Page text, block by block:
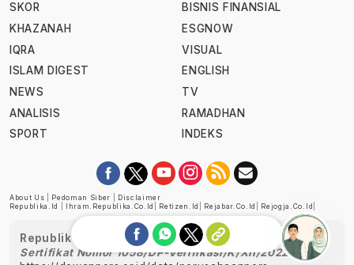
SKOR
KHAZANAH
IQRA
ISLAM DIGEST
NEWS
ANALISIS
SPORT
BISNIS FINANSIAL
ESGNOW
VISUAL
ENGLISH
TV
RAMADHAN
INDEKS
About Us Pedoman Siber
Disclaimer
Republika.id
Ihram.republika.co.id Retizen.id Rejabar.co.id Rejogja.co.id
Republika telah diverifikasi oleh Dewan Pers
Sertifikat Nomor 1058/DP-Verifikasi/K/XII/2022